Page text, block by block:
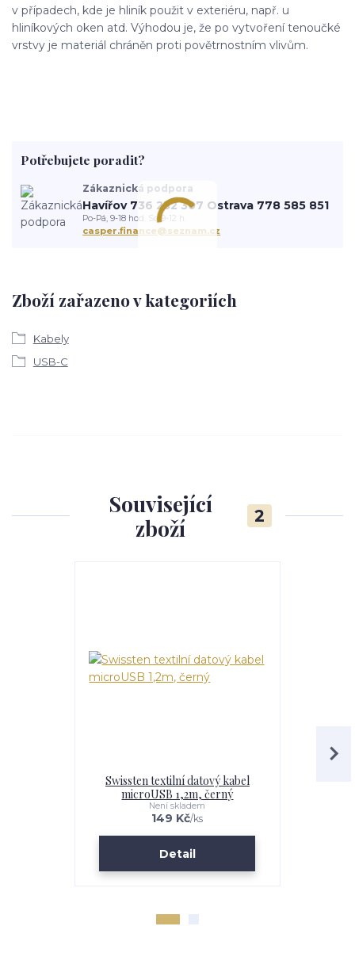
v případech, kde je hliník použit v exteriéru, např. u
hliníkových oken atd. Výhodou je, že po vytvoření tenoučké
vrstvy je materiál chráněn proti povětrnostním vlivům.
Zboží zařazeno v kategoriích
Kabely
USB-C
Potřebujete poradit?
Zákaznická podpora
Havířov 736 232 307 Ostrava 778 585 851
Po-Pá, 9-18 hod. So 9-12 h.
casper.finance@seznam.cz
Související
zboží
2
Swissten textilní datový kabel
microUSB 1,2m, černý
149 Kč/ks
Není skladem
Detail